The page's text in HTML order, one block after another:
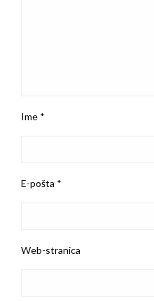
Ime *
E-pošta *
Web-stranica